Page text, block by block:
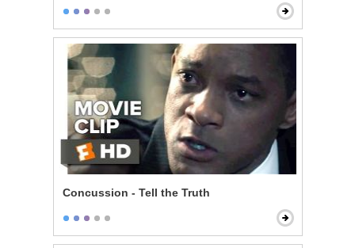
Concussion - Tell the Truth